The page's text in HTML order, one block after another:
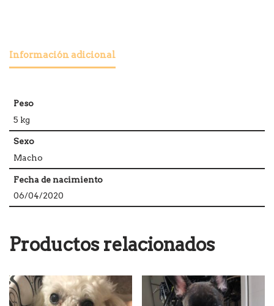
Información adicional
Peso
5 kg
Sexo
Macho
Fecha de nacimiento
06/04/2020
Productos relacionados